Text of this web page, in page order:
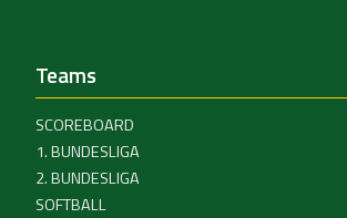
Teams
SCOREBOARD
1. BUNDESLIGA
2. BUNDESLIGA
SOFTBALL